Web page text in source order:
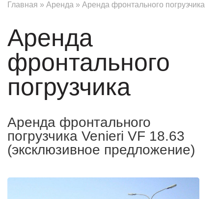
Главная » Аренда » Аренда фронтального погрузчика
Аренда
фронтального
погрузчика
Аренда фронтального
погрузчика Venieri VF 18.63
(эксклюзивное предложение)